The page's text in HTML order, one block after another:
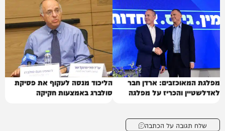
מפלגת המאוכזבים: ארדן חבר
לאדלשטיין והכריז על מפלגה
הליכוד מנסה לעקוף את פסיקת
סולברג באמצעות חקיקה
שלח תגובה על הכתבה